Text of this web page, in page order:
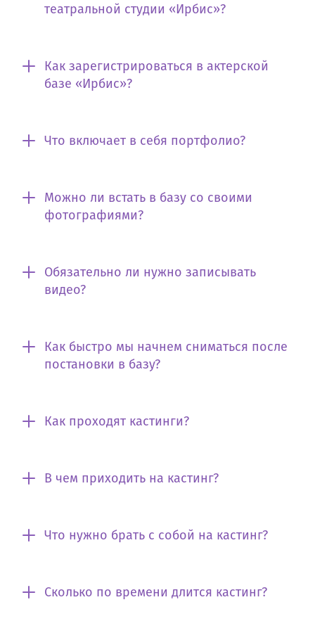
театральной студии «Ирбис»?
Как зарегистрироваться в актерской
базе «Ирбис»?
Что включает в себя портфолио?
Можно ли встать в базу со своими
фотографиями?
Обязательно ли нужно записывать
видео?
Как быстро мы начнем сниматься после
постановки в базу?
Как проходят кастинги?
В чем приходить на кастинг?
Что нужно брать с собой на кастинг?
Сколько по времени длится кастинг?